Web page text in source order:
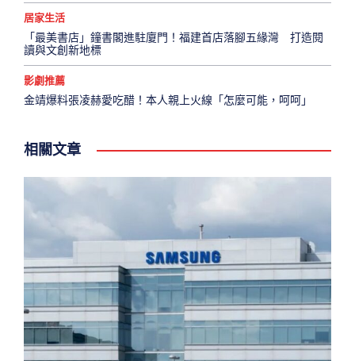
居家生活
「最美書店」鐘書閣進駐廈門！福建首店落腳五緣灣 打造閱
讀與文創新地標
影劇推薦
金靖爆料張凌赫愛吃醋！本人親上火線「怎麼可能，呵呵」
相關文章